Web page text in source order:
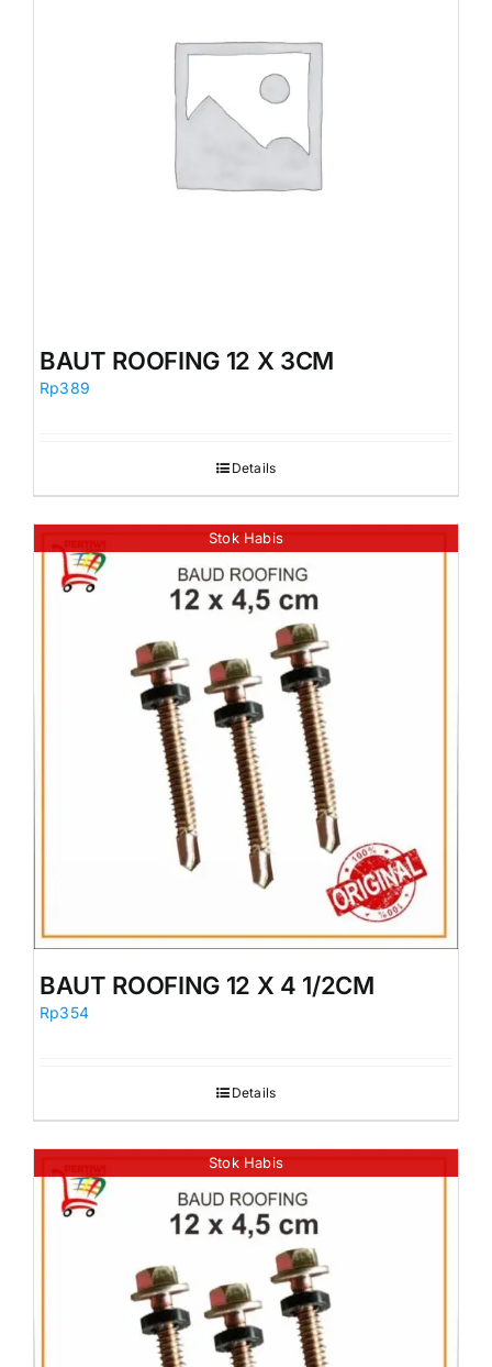
BAUT ROOFING 12 X 3CM
Rp389
Details
Stok Habis
BAUT ROOFING 12 X 4 1/2CM
Rp354
Details
Stok Habis